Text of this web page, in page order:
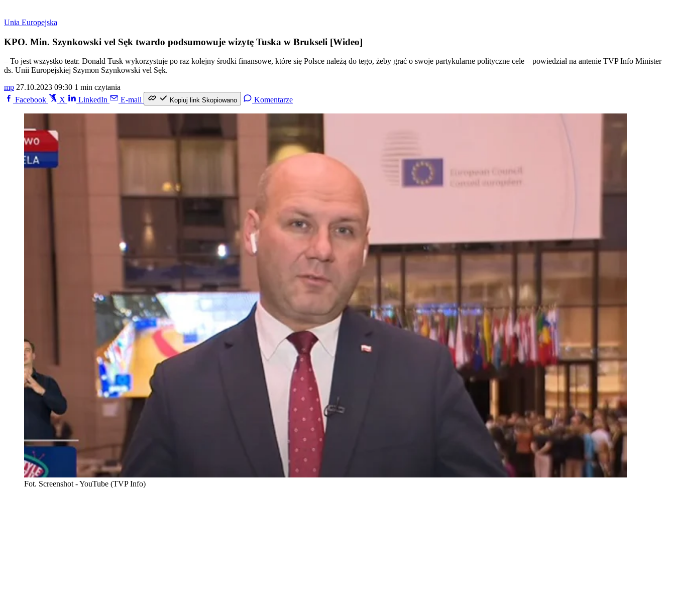
Unia Europejska
KPO. Min. Szynkowski vel Sęk twardo podsumowuje wizytę Tuska w Brukseli [Wideo]
– To jest wszystko teatr. Donald Tusk wykorzystuje po raz kolejny środki finansowe, które się Polsce należą do tego, żeby grać o swoje partykularne polityczne cele – powiedział na antenie TVP Info Minister
ds. Unii Europejskiej Szymon Szynkowski vel Sęk.
mp 27.10.2023 09:30 1 min czytania
Facebook
X LinkedIn E-mail Kopiuj link Skopiowano Komentarze
Fot. Screenshot - YouTube (TVP Info)